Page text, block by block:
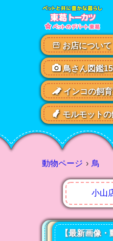
お店について
鳥さん図鑑
インコの飼
モルモットの
動物ページ 鳥
小山
【最新画像